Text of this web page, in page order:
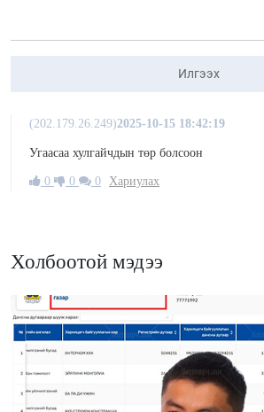
Илгээх
(202.179.26.249)2025-10-15 18:42:19
Угаасаа хулгайчдын төр болсоон
0 0 0 Хариулах
Холбоотой мэдээ